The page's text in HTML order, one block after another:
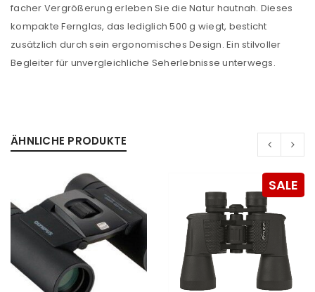
ANMELDEN
Benutzername oder E-Mail-Adresse
facher Vergrößerung erleben Sie die Natur hautnah. Dieses
kompakte Fernglas, das lediglich 500 g wiegt, besticht
zusätzlich durch sein ergonomisches Design. Ein stilvoller
Begleiter für unvergleichliche Seherlebnisse unterwegs.
ÄHNLICHE PRODUKTE
SALE